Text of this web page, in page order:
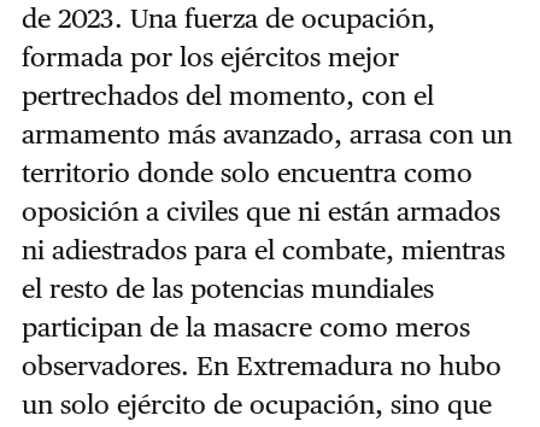
de 2023. Una fuerza de ocupación,
formada por los ejércitos mejor
pertrechados del momento, con el
armamento más avanzado, arrasa con un
territorio donde solo encuentra como
oposición a civiles que ni están armados
ni adiestrados para el combate, mientras
el resto de las potencias mundiales
participan de la masacre como meros
observadores. En Extremadura no hubo
un solo ejército de ocupación, sino que